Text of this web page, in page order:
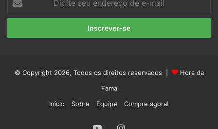
seu
endereço
e-
© Copyright 2026, Todos os direitos reservados |
Hora da
Fama
Início
Sobre Equipe Compre agora!